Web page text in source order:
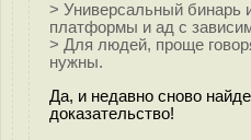
> Универсальный бинарь
платформы и ад с
> Для людей, проще
нужны.
Да, и недавно сново
доказательство!